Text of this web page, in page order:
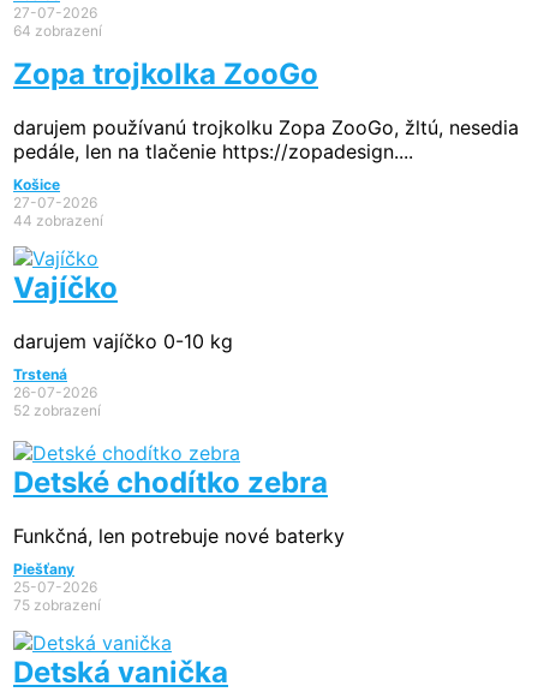
27-07-2026
64 zobrazení
Zopa trojkolka ZooGo
darujem používanú trojkolku Zopa ZooGo, žltú, nesedia
pedále, len na tlačenie https://zopadesign....
Košice
27-07-2026
44 zobrazení
Vajíčko
darujem vajíčko 0-10 kg
Trstená
26-07-2026
52 zobrazení
Detské chodítko zebra
Funkčná, len potrebuje nové baterky
Piešťany
25-07-2026
75 zobrazení
Detská vanička